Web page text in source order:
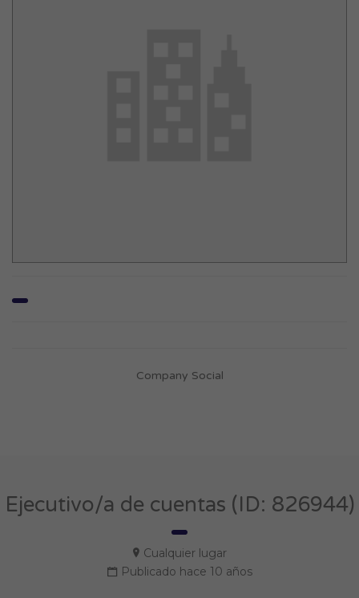
Company Social
Ejecutivo/a de cuentas (ID: 826944)
Cualquier lugar
Publicado hace 10 años